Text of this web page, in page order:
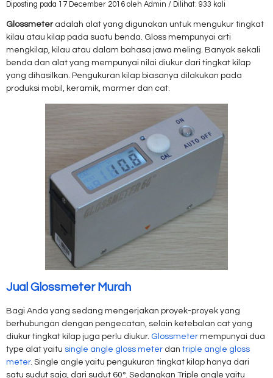
Diposting pada 17 December 2016 oleh Admin / Dilihat: 933 kali
Glossmeteradalah alat yang digunakan untuk mengukur tingkat
kilau atau kilap pada suatu benda. Gloss mempunyai arti
mengkilap, kilau atau dalam bahasa jawa meling. Banyak sekali
benda dan alat yang mempunyai nilai diukur dari tingkat kilap
yang dihasilkan. Pengukuran kilap biasanya dilakukan pada
produksi mobil, keramik, marmer dan cat.
Jual Glossmeter Murah
Bagi Anda yang sedang mengerjakan proyek-proyek yang
berhubungan dengan pengecatan, selain ketebalan cat yang
diukur tingkat kilap juga perlu diukur. Glossmeter mempunyai dua
type alat yaitu single angle gloss meter dan triple angle gloss
meter. Single angle yaitu pengukuran tingkat kilap hanya dari
satu sudut saja, dari sudut 60°. Sedangkan Triple angle yaitu